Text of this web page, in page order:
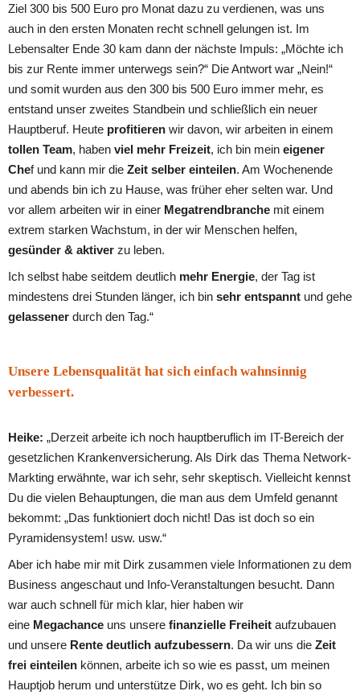
Ziel 300 bis 500 Euro pro Monat dazu zu verdienen, was uns
auch in den ersten Monaten recht schnell gelungen ist. Im
Lebensalter Ende 30 kam dann der nächste Impuls: „Möchte ich
bis zur Rente immer unterwegs sein?“ Die Antwort war „Nein!“
und somit wurden aus den 300 bis 500 Euro immer mehr, es
entstand unser zweites Standbein und schließlich ein neuer
Hauptberuf. Heute profitieren
tollen Team, haben viel mehr Freizeit, ich bin mein eigener
Chef und kann mir die Zeit selber einteilen. Am Wochenende
und abends bin ich zu Hause, was früher eher selten war. Und
vor allem arbeiten wir in einer Megatrendbranche mit einem
gesünder & aktiver zu leben.
Ich selbst habe seitdem deutlich mehr Energie, der Tag ist
mindestens drei Stunden länger, ich bin sehr entspannt
gelassener durch den Tag.“
Unsere Lebensqualität hat sich einfach wahnsinnig
verbessert.
Heike: „Derzeit arbeite ich noch hauptberuflich im IT-Bereich der
gesetzlichen Krankenversicherung. Als Dirk das Thema Network-
Markting erwähnte, war ich sehr, sehr skeptisch. Vielleicht kennst
Du die vielen Behauptungen, die man aus dem Umfeld genannt
bekommt: „Das funktioniert doch nicht! Das ist doch so ein
Pyramidensystem! usw. usw.“
Aber ich habe mir mit Dirk zusammen viele Informationen zu dem
Business angeschaut und Info-Veranstaltungen besucht. Dann
war auch schnell für mich klar, hier haben wir
eine Megachance uns unsere finanzielle Freiheit aufzubauen
und unsere Rente deutlich aufzubessern. Da wir uns die Zeit
frei einteilen können, arbeite ich so wie es passt, um meinen